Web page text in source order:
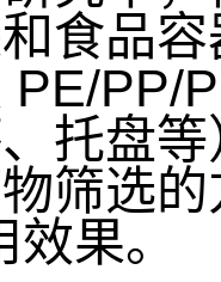
食品
PE/PP/
托盘
筛选
果。